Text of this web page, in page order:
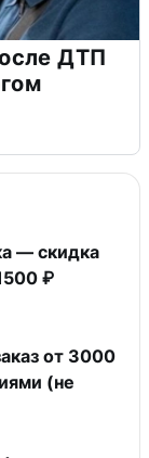
ДТП
— скидка
₽
от 3000
(не